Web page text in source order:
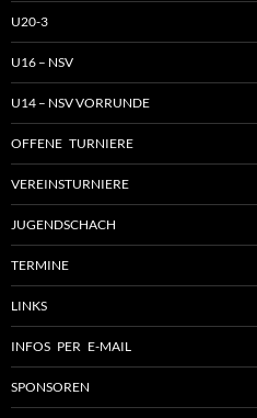
U20-3
U16 – NSV
U14 – NSV VORRUNDE
OFFENE TURNIERE
VEREINSTURNIERE
JUGENDSCHACH
TERMINE
LINKS
INFOS PER E-MAIL
SPONSOREN